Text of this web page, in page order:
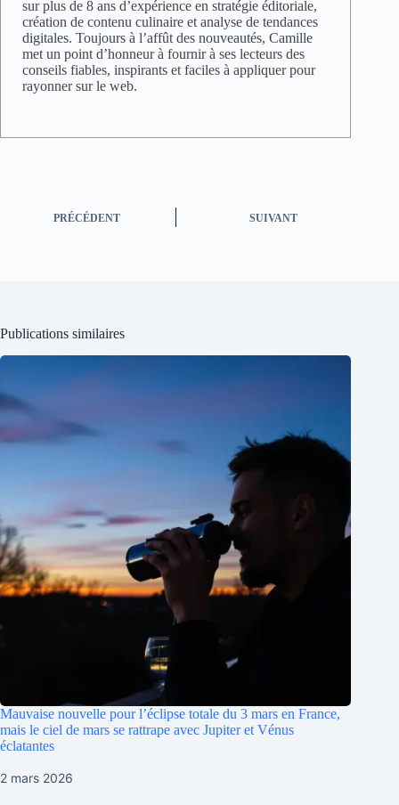
sur plus de 8 ans d’expérience en stratégie éditoriale,
création de contenu culinaire et analyse de tendances
digitales. Toujours à l’affût des nouveautés, Camille
met un point d’honneur à fournir à ses lecteurs des
conseils fiables, inspirants et faciles à appliquer pour
rayonner sur le web.
PRÉCÉDENT SUIVANT
Publications similaires
Mauvaise nouvelle pour l’éclipse totale du 3 mars en France,
mais le ciel de mars se rattrape avec Jupiter et Vénus
éclatantes
2 mars 2026